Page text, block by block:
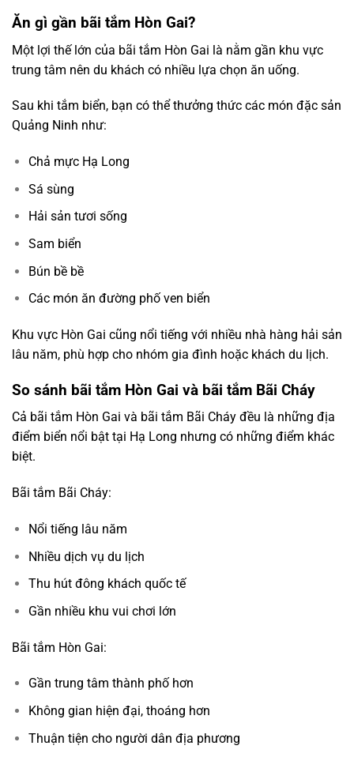
Ăn gì gần bãi tắm Hòn Gai?
Một lợi thế lớn của bãi tắm Hòn Gai là nằm gần khu vực
trung tâm nên du khách có nhiều lựa chọn ăn uống.
Sau khi tắm biển, bạn có thể thưởng thức các món đặc sản
Quảng Ninh như:
Chả mực Hạ Long
Sá sùng
Hải sản tươi sống
Sam biển
Bún bề bề
Các món ăn đường phố ven biển
Khu vực Hòn Gai cũng nổi tiếng với nhiều nhà hàng hải sản
lâu năm, phù hợp cho nhóm gia đình hoặc khách du lịch.
So sánh bãi tắm Hòn Gai và bãi tắm Bãi Cháy
Cả bãi tắm Hòn Gai và bãi tắm Bãi Cháy đều là những địa
điểm biển nổi bật tại Hạ Long nhưng có những điểm khác
biệt.
Bãi tắm Bãi Cháy:
Nổi tiếng lâu năm
Nhiều dịch vụ du lịch
Thu hút đông khách quốc tế
Gần nhiều khu vui chơi lớn
Bãi tắm Hòn Gai:
Gần trung tâm thành phố hơn
Không gian hiện đại, thoáng hơn
Thuận tiện cho người dân địa phương